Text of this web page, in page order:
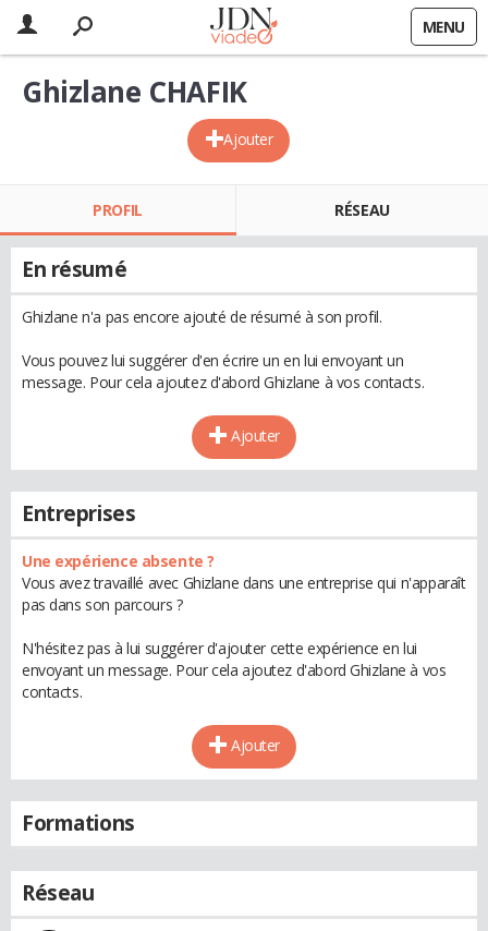
MENU
Ajouter
Ghizlane CHAFIK
PROFIL RÉSEAU
En résumé
Ghizlane n'a pas encore ajouté de résumé à son profil.
Vous pouvez lui suggérer d'en écrire un en lui envoyant un
message. Pour cela ajoutez d'abord Ghizlane à vos contacts.
Ajouter
Entreprises
Une expérience absente ?
Vous avez travaillé avec Ghizlane dans une entreprise qui n'apparaît
pas dans son parcours ?
N'hésitez pas à lui suggérer d'ajouter cette expérience en lui
envoyant un message. Pour cela ajoutez d'abord Ghizlane à vos
contacts.
Ajouter
Formations
Réseau